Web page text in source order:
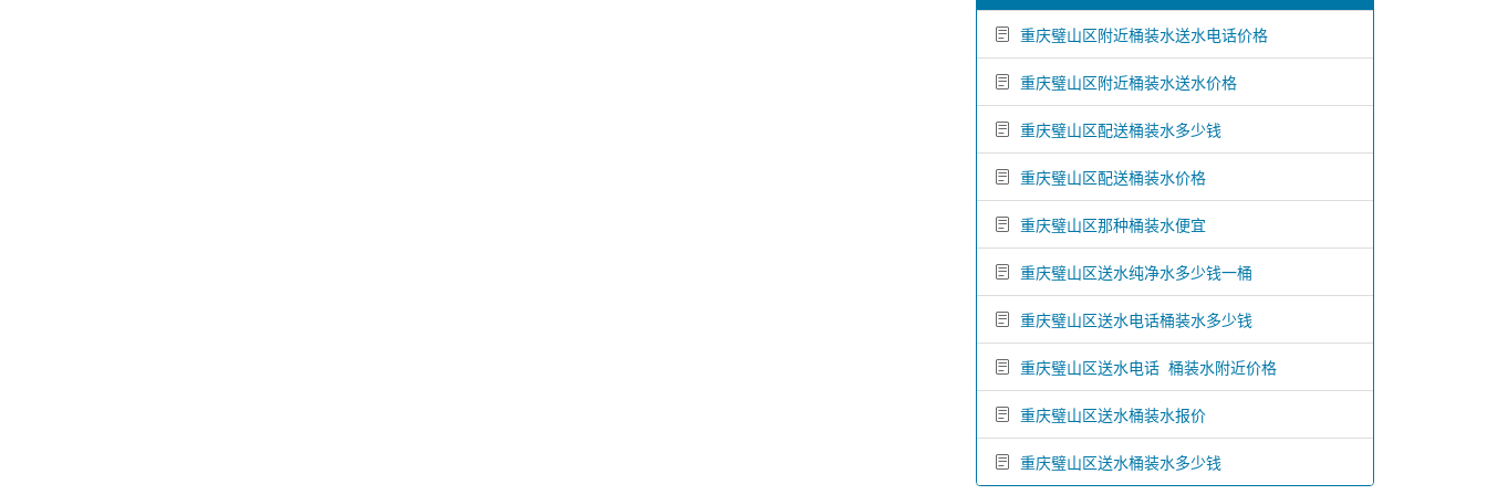
重庆璧山区附近桶装水送水电话价格
重庆璧山区附近桶装水送水价格
重庆璧山区配送桶装水多少钱
重庆璧山区配送桶装水价格
重庆璧山区那种桶装水便宜
重庆璧山区送水纯净水多少钱一桶
重庆璧山区送水电话桶装水多少钱
重庆璧山区送水电话 桶装水附近价格
重庆璧山区送水桶装水报价
重庆璧山区送水桶装水多少钱